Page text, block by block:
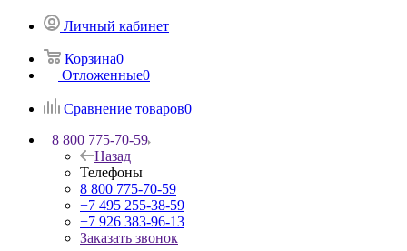
Личный кабинет
Корзина0
Отложенные0
Сравнение товаров0
8 800 775-70-59
Назад
Телефоны
8 800 775-70-59
+7 495 255-38-59
+7 926 383-96-13
Заказать звонок